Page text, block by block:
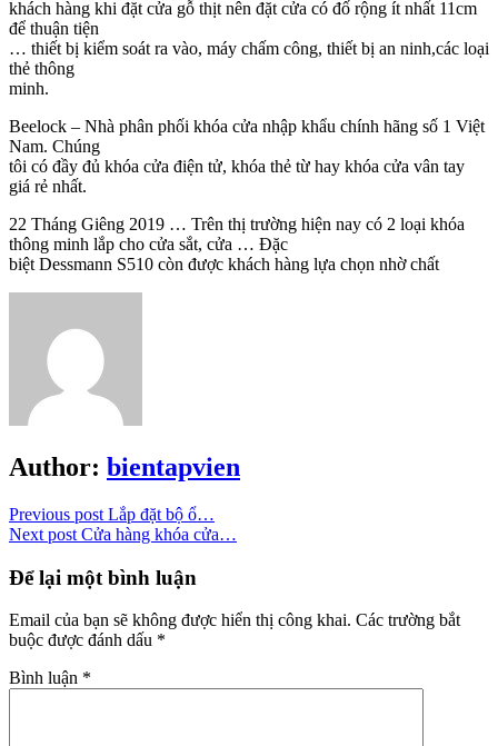
khách hàng khi đặt cửa gỗ thịt nên đặt cửa có đố rộng ít nhất 11cm
để thuận tiện
… thiết bị kiểm soát ra vào, máy chấm công, thiết bị an ninh,các loại
thẻ thông
minh.
Beelock – Nhà phân phối khóa cửa nhập khẩu chính hãng số 1 Việt
Nam. Chúng
tôi có đầy đủ khóa cửa điện tử, khóa thẻ từ hay khóa cửa vân tay
giá rẻ nhất.
22 Tháng Giêng 2019 … Trên thị trường hiện nay có 2 loại khóa
thông minh lắp cho cửa sắt, cửa … Đặc
biệt Dessmann S510 còn được khách hàng lựa chọn nhờ chất
Author: bientapvien
Previous post Lắp đặt bộ ổ…
Next post Cửa hàng khóa cửa…
Để lại một bình luận
Email của bạn sẽ không được hiển thị công khai. Các trường bắt
buộc được đánh dấu *
Bình luận *